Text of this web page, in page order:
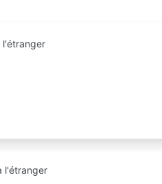
l'étranger
l'étranger